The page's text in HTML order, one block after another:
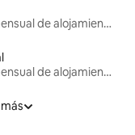
Renta mensual de alojamientos
Renta mensual de alojamientos